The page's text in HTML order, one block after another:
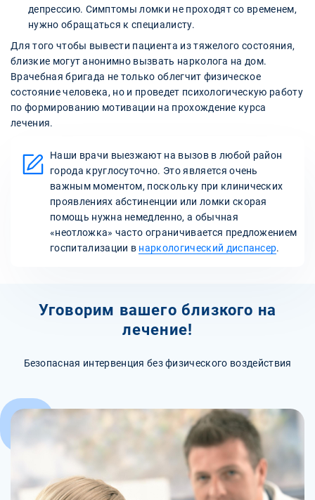
депрессию. Симптомы ломки не проходят со временем,
нужно обращаться к специалисту.
Для того чтобы вывести пациента из тяжелого состояния,
близкие могут анонимно вызвать нарколога на дом.
Врачебная бригада не только облегчит физическое
состояние человека, но и проведет психологическую работу
по формированию мотивации на прохождение курса
лечения.
Наши врачи выезжают на вызов в любой район
города круглосуточно. Это является очень
важным моментом, поскольку при клинических
проявлениях абстиненции или ломки скорая
помощь нужна немедленно, а обычная
«неотложка» часто ограничивается предложением
госпитализации в наркологический диспансер.
Уговорим вашего близкого на
лечение!
Безопасная интервенция без физического воздействия